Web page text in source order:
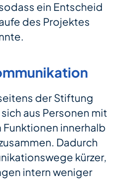
ein Entscheid
des Projektes
der Stiftung
aus Personen mit
innerhalb
Dadurch
kürzer,
intern weniger